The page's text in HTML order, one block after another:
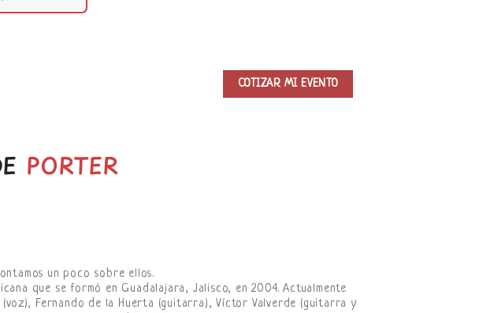
PORTER
un poco sobre ellos.
que se formó en Guadalajara, Jalisco, en 2004. Actualmente
Fernando de la Huerta (guitarra), Víctor Valverde (guitarra y